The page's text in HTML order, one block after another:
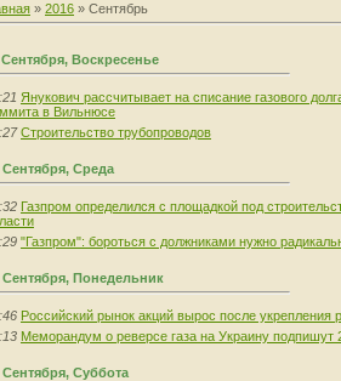
» 2016 » Сентябрь
Сентября, Воскресенье
Янукович рассчитывает на списание газового
в Вильнюсе
Строительство трубопроводов
Сентября, Среда
Газпром определился с площадкой под
"Газпром": бороться с должниками нужно
Сентября, Понедельник
Российский рынок акций вырос после укрепления
Меморандум о реверсе газа на Украину подпишут
Сентября, Суббота